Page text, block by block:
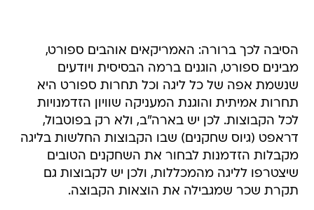
הסיבה לכך ברורה: האמריקאים אוהבים ספורט,
מבינים ספורט, הוגנים ברמה הבסיסית ויודעים
שנשמת אפה של כל ליגה וכל תחרות ספורט היא
תחרות אמיתית והוגנת המעניקה שוויון הזדמנויות
לכל הקבוצות. לכן יש בארה"ב, ולא רק בפוטבול,
דראפט (גיוס שחקנים) שבו הקבוצות החלשות בליגה
מקבלות הזדמנות לבחור את השחקנים הטובים
שיצטרפו לליגה מהמכללות, ולכן יש לקבוצות גם
תקרת שכר שמגבילה את הוצאות הקבוצה.